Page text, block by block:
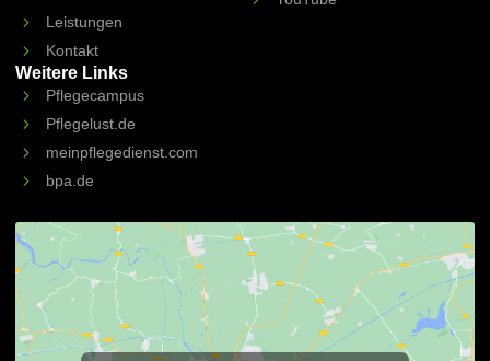
Leistungen
Kontakt
Weitere Links
Pflegecampus
Pflegelust.de
meinpflegedienst.com
bpa.de